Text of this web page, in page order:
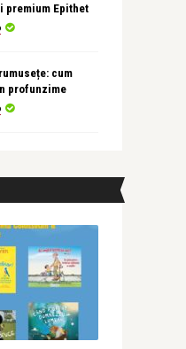
premium Epithet
cum
profunzime